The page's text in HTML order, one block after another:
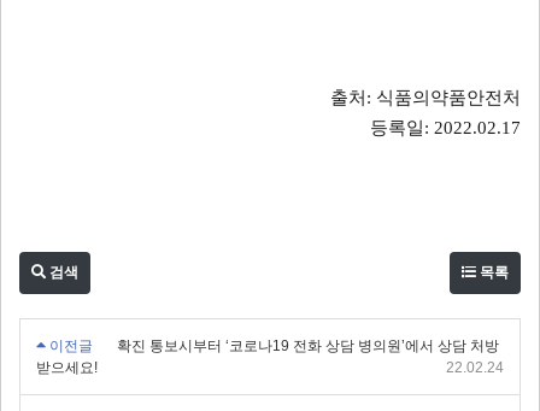
출처: 식품의약품안전처
등록일: 2022.02.17
검색 목록
이전글
확진 통보시부터 ‘코로나19 전화 상담 병의원’에서 상담 처방
받으세요!
22.02.24